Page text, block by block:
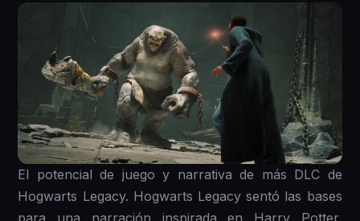
El potencial de juego y narrativa de más DLC de
Hogwarts Legacy. Hogwarts Legacy sentó las bases